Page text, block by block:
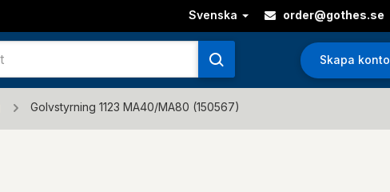
Svenska order@gothes.se
Skapa konto
Golvstyrning 1123 MA40/MA80 (150567)